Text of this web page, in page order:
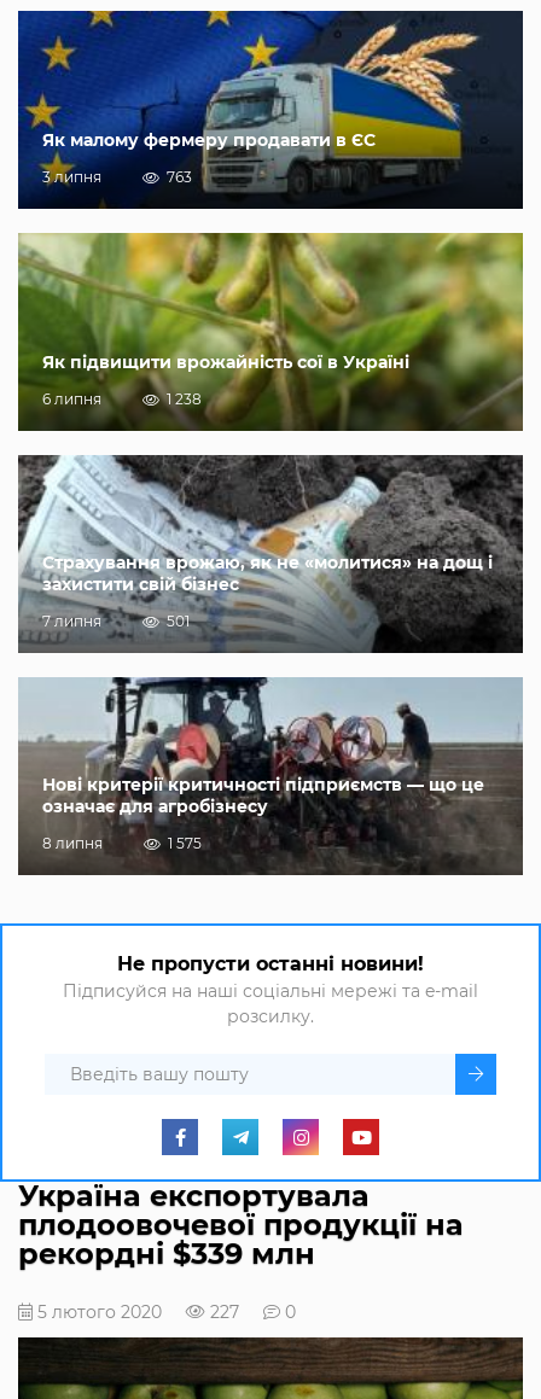
Як малому фермеру продавати в ЄС
3 липня 763
Як підвищити врожайність сої в Україні
6 липня 1 238
Страхування врожаю, як не «молитися» на дощ і
захистити свій бізнес
7 липня 501
Нові критерії критичності підприємств — що це
означає для агробізнесу
8 липня 1 575
Не пропусти останні новини!
Підписуйся на наші соціальні мережі та e-mail
розсилку.
Україна експортувала
плодоовочевої продукції на
рекордні $339 млн
5 лютого 2020 227 0